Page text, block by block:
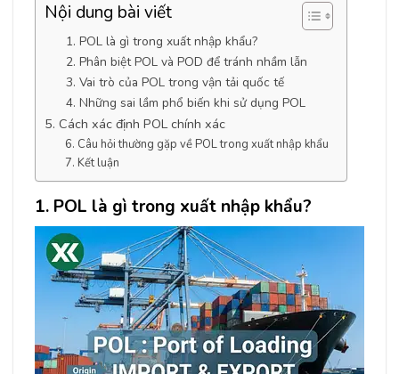
Nội dung bài viết
1. POL là gì trong xuất nhập khẩu?
2. Phân biệt POL và POD để tránh nhầm lẫn
3. Vai trò của POL trong vận tải quốc tế
4. Những sai lầm phổ biến khi sử dụng POL
5. Cách xác định POL chính xác
6. Câu hỏi thường gặp về POL trong xuất nhập khẩu
7. Kết luận
1. POL là gì trong xuất nhập khẩu?